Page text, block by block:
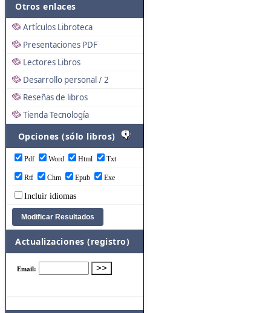
Otros enlaces
Artículos Libroteca
Presentaciones PDF
Lectores Libros
Desarrollo personal / 2
Reseñas de libros
Tienda Tecnología
Opciones (sólo libros)
Pdf Word Html Txt
Rtf Chm Epub Exe
Incluir idiomas
Actualizaciones (registro)